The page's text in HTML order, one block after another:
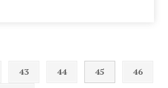
43 44 45 46